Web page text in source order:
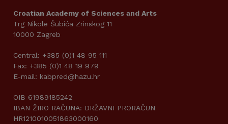
Croatian Academy of Sciences and Arts
Trg Nikole Šubića Zrinskog 11
10000 Zagreb
Central: +385 (0)1 48 95 111
Fax: +385 (0)1 48 19 979
E-mail: kabpred@hazu.hr
OIB 61989185242
IBAN ŽIRO RAČUNA: DRŽAVNI PRORAČUN
HR1210010051863000160